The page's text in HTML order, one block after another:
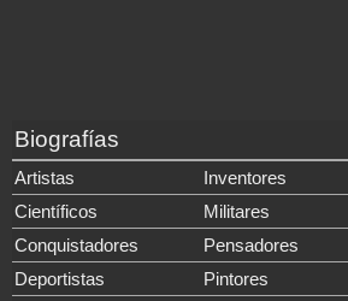
Biografías
Artistas
Inventores
Científicos
Militares
Conquistadores
Pensadores
Deportistas
Pintores